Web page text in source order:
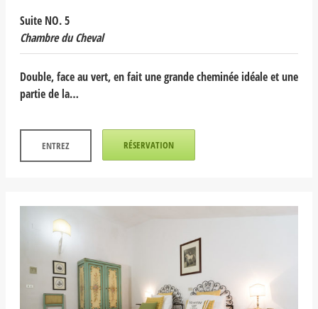
Suite NO. 5
Chambre du Cheval
Double, face au vert, en fait une grande cheminée idéale et une
partie de la…
ENTREZ RÉSERVATION